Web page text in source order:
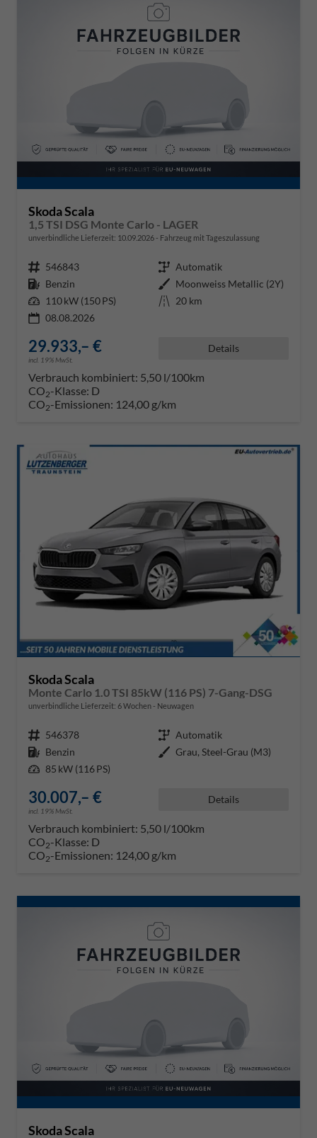
Skoda Scala
1,5 TSI DSG Monte Carlo - LAGER
unverbindliche Lieferzeit: 10.09.2026 Fahrzeug mit Tageszulassung
Fahrzeugnr. 546843 Getriebe Automatik
Kraftstoff Benzin Außenfarbe Moonweiss Metallic (2Y)
Leistung 110 kW (150 PS) Kilometerstand 20 km
08.08.2026
29.933,– €
incl. 19% MwSt.
Details
Verbrauch kombiniert: 5,50 l/100km
CO2-Klasse: D
CO2-Emissionen: 124,00 g/km
Skoda Scala
Monte Carlo 1.0 TSI 85kW (116 PS) 7-Gang-DSG
unverbindliche Lieferzeit: 6 Wochen Neuwagen
Fahrzeugnr. 546378 Getriebe Automatik
Kraftstoff Benzin Außenfarbe Grau, Steel-Grau (M3)
Leistung 85 kW (116 PS)
30.007,– €
incl. 19% MwSt.
Details
Verbrauch kombiniert: 5,50 l/100km
CO2-Klasse: D
CO2-Emissionen: 124,00 g/km
Skoda Scala